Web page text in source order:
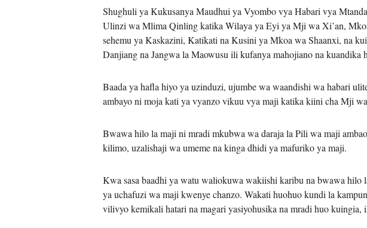
Shughuli ya Kukusanya Maudhui ya Vyombo vya Habari vya
Ulinzi wa Mlima Qinling katika Wilaya ya Eyi ya Mji wa Xi’an,
sehemu ya Kaskazini, Katikati na Kusini ya Mkoa wa Shaanxi, na
Danjiang na Jangwa la Maowusu ili kufanya mahojiano na kuandika
Baada ya hafla hiyo ya uzinduzi, ujumbe wa waandishi wa habari
ambayo ni moja kati ya vyanzo vikuu vya maji katika kiini cha Mji
Bwawa hilo la maji ni mradi mkubwa wa daraja la Pili wa maji
kilimo, uzalishaji wa umeme na kinga dhidi ya mafuriko ya maji.
Kwa sasa baadhi ya watu waliokuwa wakiishi karibu na bwawa hilo
ya uchafuzi wa maji kwenye chanzo. Wakati huohuo kundi la
vilivyo kemikali hatari na magari yasiyohusika na mradi huo